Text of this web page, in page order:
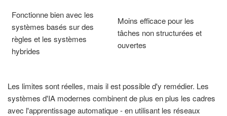
Fonctionne bien avec les
systèmes basés sur des
règles et les systèmes
hybrides
Moins efficace pour les
tâches non structurées et
ouvertes
Les limites sont réelles, mais il est possible d'y remédier. Les
systèmes d'IA modernes combinent de plus en plus les cadres
avec l'apprentissage automatique - en utilisant les réseaux